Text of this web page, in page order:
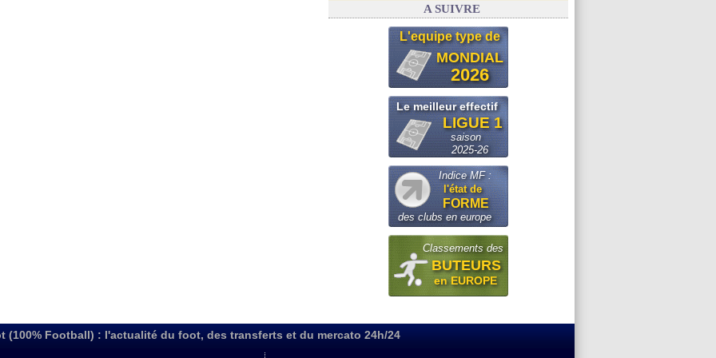
A SUIVRE
L'equipe type de
MONDIAL
2026
Le meilleur effectif
LIGUE 1
saison
2025-26
Indice MF :
l'état de
FORME
des clubs en europe
Classements des
BUTEURS
en EUROPE
(100% Football) : l'actualité du foot, des transferts et du mercato 24h/24